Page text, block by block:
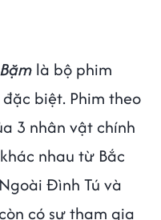
là bộ phim
biệt. Phim theo
3 nhân vật chính
nhau từ Bắc
Đình Tú và
có sự tham gia